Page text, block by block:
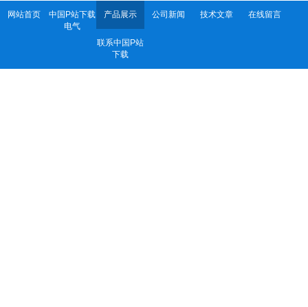
网站首页
中国P站下载
电气
产品展示 公司新闻 技术文章 在线留言
联系中国P站
下载